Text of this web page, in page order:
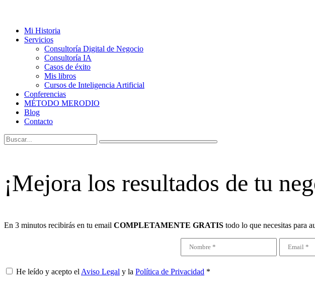
Mi Historia
Servicios
Consultoría Digital de Negocio
Consultoría IA
Casos de éxito
Mis libros
Cursos de Inteligencia Artificial
Conferencias
MÉTODO MERODIO
Blog
Contacto
¡Mejora los resultados de tu
En 3 minutos recibirás en tu email COMPLETAMENTE GRATIS todo lo que necesitas para
He leído y acepto el Aviso Legal y la Política de Privacidad *